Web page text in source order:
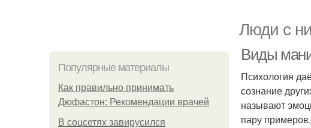
Люди с
Популярные материалы
Как правильно принимать
Дюфастон: Рекомендации врачей
В соцсетях завирусился
Виды
Психология
сознание
называют
пару примеров.